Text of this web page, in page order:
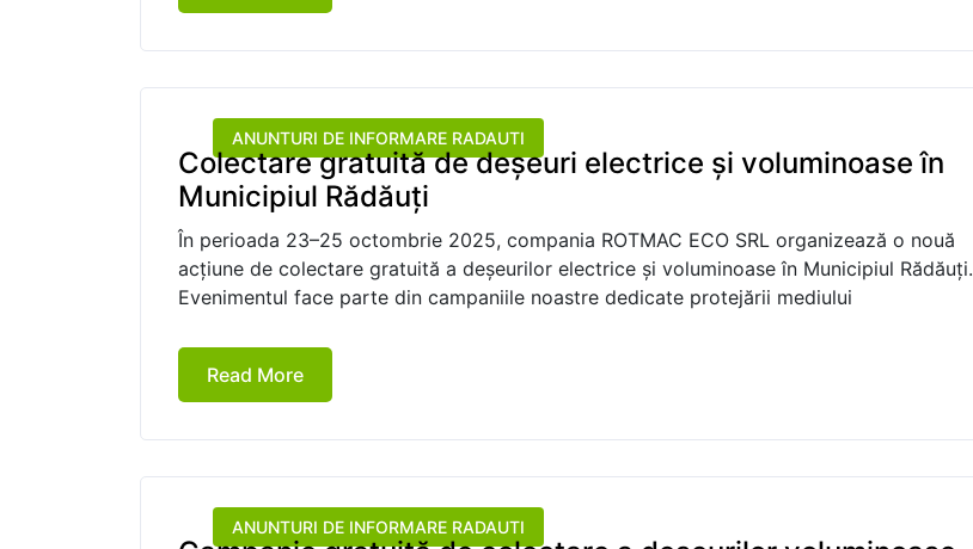
ANUNTURI DE INFORMARE RADAUTI
Colectare gratuită de deșeuri electrice și voluminoase în
Municipiul Rădăuți
În perioada 23–25 octombrie 2025, compania ROTMAC ECO SRL organizează o nouă
acțiune de colectare gratuită a deșeurilor electrice și voluminoase în Municipiul Rădăuți.
Evenimentul face parte din campaniile noastre dedicate protejării mediului
Read More
ANUNTURI DE INFORMARE RADAUTI